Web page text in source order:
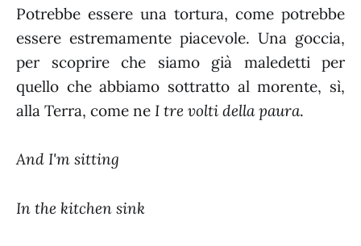
Potrebbe essere una tortura, come potrebbe
essere estremamente piacevole. Una goccia,
per scoprire che siamo già maledetti per
quello che abbiamo sottratto al morente, sì,
alla Terra, come ne I tre volti della paura.
And I'm sitting
In the kitchen sink